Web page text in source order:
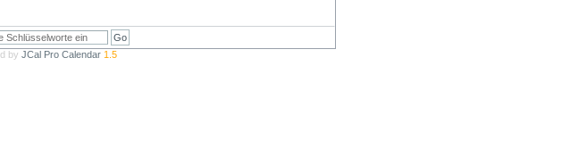
by JCal Pro Calendar 1.5